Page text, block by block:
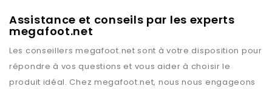
Assistance et conseils par les experts
megafoot.net
Les conseillersmegafoot.net sont à votre disposition pour
répondre à vos questions et vous aider à choisir le
produit idéal. Chez megafoot.net, nous nous engageons